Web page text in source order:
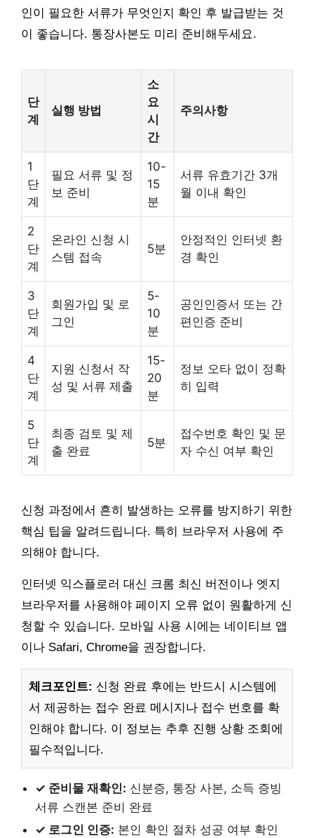
인이 필요한 서류가 무엇인지 확인 후 발급받는 것
이 좋습니다. 통장사본도 미리 준비해두세요.
단
계
실행 방법
소
요
시
간
주의사항
1
단
계
필요 서류 및 정
보 준비
10-
15
분
서류 유효기간 3개
월 이내 확인
2
단
계
온라인 신청 시
스템 접속
5분
안정적인 인터넷 환
경 확인
3
단
계
회원가입 및 로
그인
5-
10
분
공인인증서 또는 간
편인증 준비
4
단
계
지원 신청서 작
성 및 서류 제출
15-
20
분
정보 오타 없이 정확
히 입력
5
단
계
최종 검토 및 제
출 완료
5분
접수번호 확인 및 문
자 수신 여부 확인
신청 과정에서 흔히 발생하는 오류를 방지하기 위한
핵심 팁을 알려드립니다. 특히 브라우저 사용에 주
의해야 합니다.
인터넷 익스플로러 대신 크롬 최신 버전이나 엣지
브라우저를 사용해야 페이지 오류 없이 원활하게 신
청할 수 있습니다. 모바일 사용 시에는 네이티브 앱
이나 Safari, Chrome을 권장합니다.
체크포인트: 신청 완료 후에는 반드시 시스템에
서 제공하는 접수 완료 메시지나 접수 번호를 확
인해야 합니다. 이 정보는 추후 진행 상황 조회에
필수적입니다.
✓ 준비물 재확인: 신분증, 통장 사본, 소득 증빙
서류 스캔본 준비 완료
✓ 로그인 인증: 본인 확인 절차 성공 여부 확인